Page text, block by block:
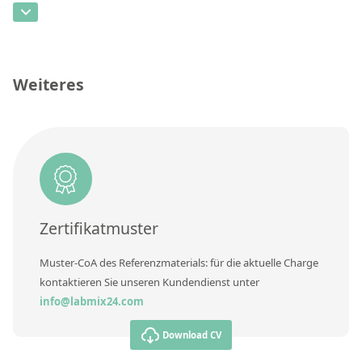
CAS-Nummer
Einheit
Weiteres
Zertifikatmuster
Muster-CoA des Referenzmaterials: für die aktuelle Charge
kontaktieren Sie unseren Kundendienst unter
info@labmix24.com
Download CV